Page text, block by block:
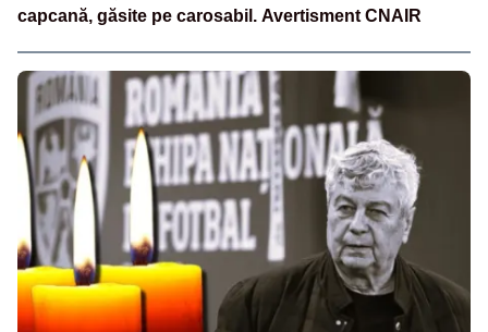
capcană, găsite pe carosabil. Avertisment CNAIR